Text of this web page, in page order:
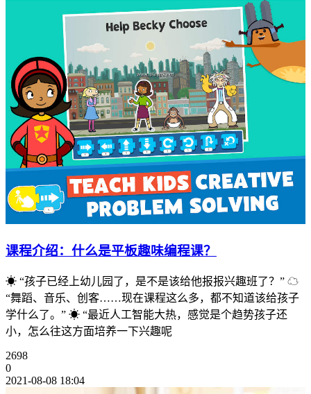
课程介绍：什么是平板趣味编程课？
☀ “孩子已经上幼儿园了，是不是该给他报报兴趣班了？” ☁
“舞蹈、音乐、创客……现在课程这么多，都不知道该给孩子
学什么了。” ☀ “最近人工智能大热，感觉是个趋势孩子还
小，怎么往这方面培养一下兴趣呢
2698
0
2021-08-08 18:04